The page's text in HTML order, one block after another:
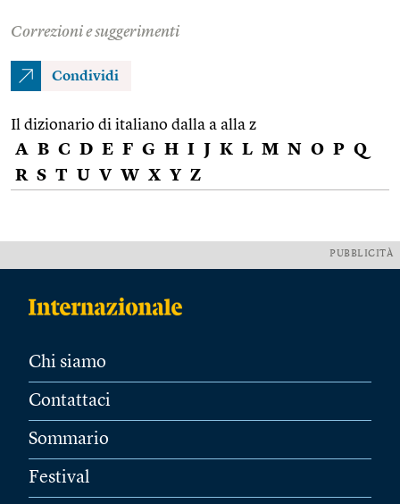
Correzioni e suggerimenti
Condividi
Il dizionario di italiano dalla a alla z
A B C D E F G H I J K L M N O P Q
R S T U V W X Y Z
PUBBLICITÀ
Chi siamo
Contattaci
Sommario
Festival